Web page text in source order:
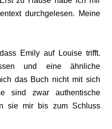
durchgelesen. Meine
Emily auf Louise trifft.
und eine ähnliche
das Buch nicht mit sich
sind zwar authentische
sie mir bis zum Schluss